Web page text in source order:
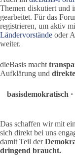
Themen diskutiert und
gearbeitet. Für das
registrieren, um aktiv
Ländervorstände oder
weiter.
dieBasis macht
Aufklärung und
basisdemokratisch
Das schaffen wir mit
sich direkt bei uns
damit Teil der
dringend braucht.